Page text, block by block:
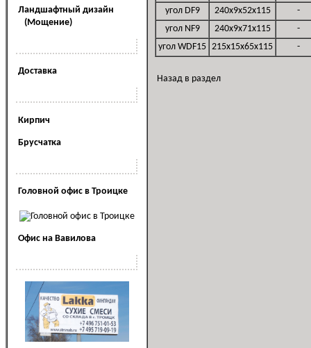
Ландшафтный дизайн
(Мощение)
Доставка
Кирпич
Брусчатка
Головной офис в Троицке
Офис на Вавилова
угол DF9
240x9x52x115
-
угол NF9
240x9x71x115
-
угол WDF15 215x15x65x115 -
Назад в раздел